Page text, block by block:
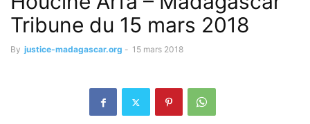
Tribune du 15 mars 2018
By justice-madagascar.org - 15 mars 2018